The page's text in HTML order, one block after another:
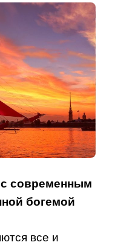
современным
богемой
все и